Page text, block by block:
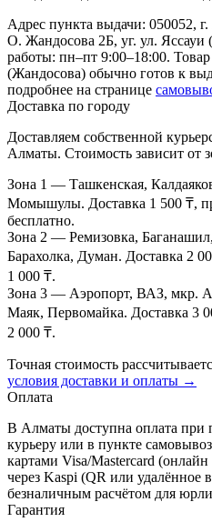
Адрес пункта выдачи: 050052,
О. Жандосова 2Б, уг. ул. Яссауи (
работы: пн–пт 9:00–18:00.
(Жандосова) обычно готов к
подробнее на странице
Доставка по городу
Доставляем собственной
Алматы. Стоимость зависит от
Зона 1 — Ташкенская,
Момышулы. Доставка 1 500 ₸,
бесплатно.
Зона 2 — Ремизовка,
Барахолка, Думан. Доставка 2
1 000 ₸.
Зона 3 — Аэропорт, ВАЗ, мкр.
Маяк, Первомайка. Доставка 3
2 000 ₸.
Точная стоимость
условия доставки и оплаты →
Оплата
В Алматы доступна оплата
курьеру или в пункте
картами Visa/Mastercard
через Kaspi (QR или удалённое
безналичным расчётом для
Гарантия